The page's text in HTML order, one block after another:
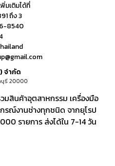
มเติมได้ที่
ถึง 3
8540
จำกัด
บุรี 20000
มสินค้าอุตสาหกรรม เครื่องมือ
รณ์งานช่างทุกชนิด จากยุโรป
รายการ ส่งได้ใน 7-14 วัน